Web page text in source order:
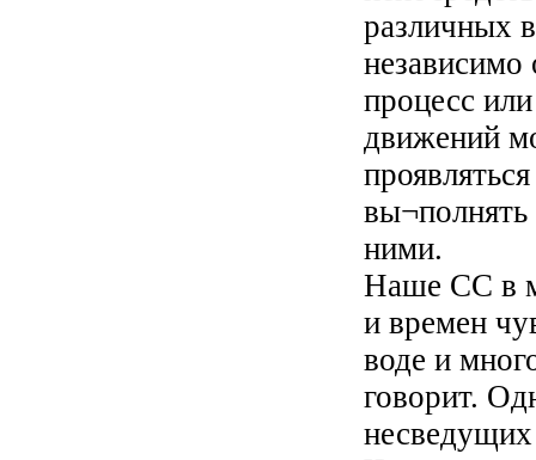
различных
независимо
процесс
движений
ними.
Наше СС в
и времен
воде и
говорит.